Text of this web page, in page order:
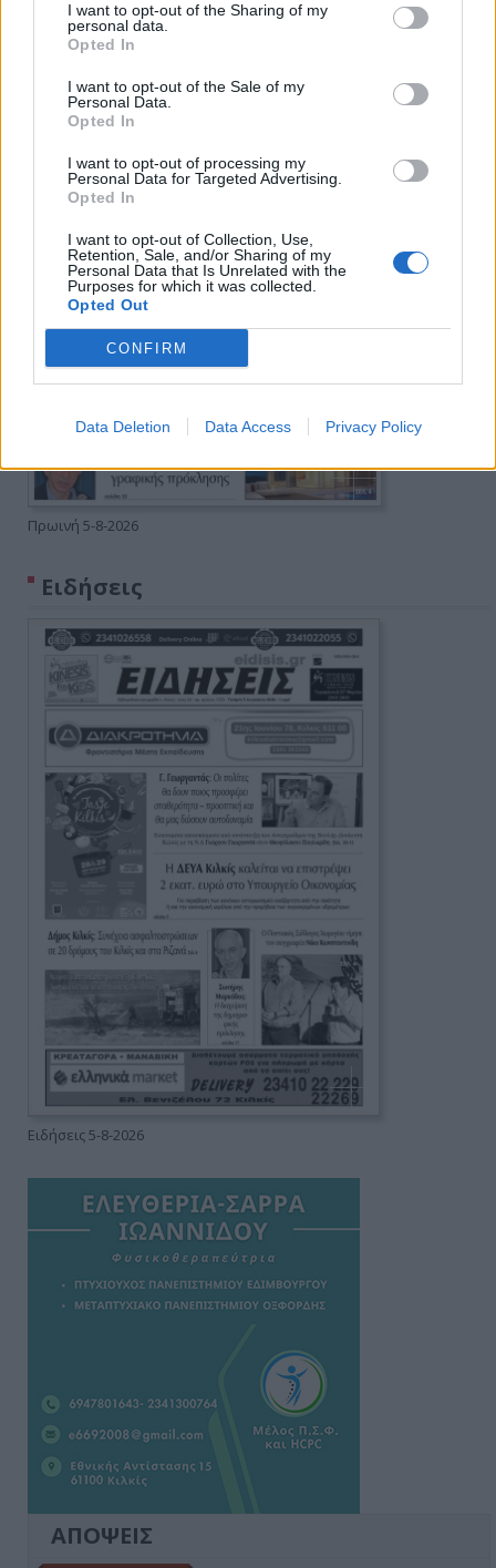
I want to opt-out of the Sharing of my
personal data.
Opted In
I want to opt-out of the Sale of my
Personal Data.
Opted In
I want to opt-out of processing my
Personal Data for Targeted Advertising.
Opted In
I want to opt-out of Collection, Use,
Retention, Sale, and/or Sharing of my
Personal Data that Is Unrelated with the
Purposes for which it was collected.
Opted Out
CONFIRM
Data Deletion Data Access Privacy Policy
Πρωινή 5-8-2026
Ειδήσεις
Ειδήσεις 5-8-2026
ΑΠΟΨΕΙΣ